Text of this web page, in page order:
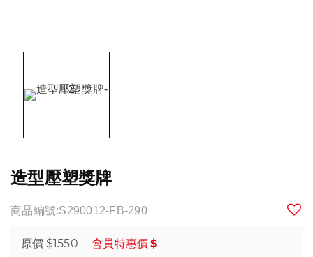
造型壓塑獎牌
商品編號:S290012-FB-290
原價 $1550 會員特惠價$